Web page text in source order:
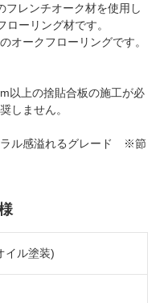
フレンチオーク材を使用し
ーリング材です。
オークフローリングです。
以上の捨貼合板の施工が必
しません。
ラル感溢れるグレード ※節
イル塗装)